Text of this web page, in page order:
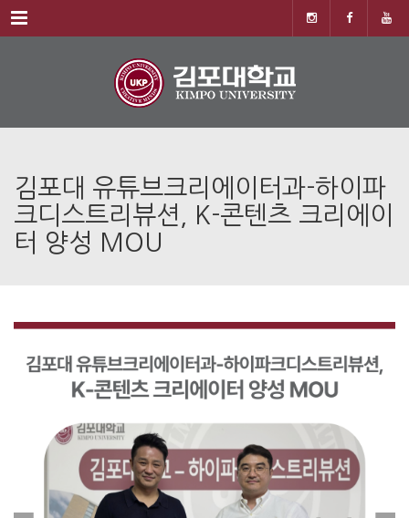
Menu
김포대 유튜브크리에이터과-하이파
크디스트리뷰션, K-콘텐츠 크리에이
터 양성 MOU